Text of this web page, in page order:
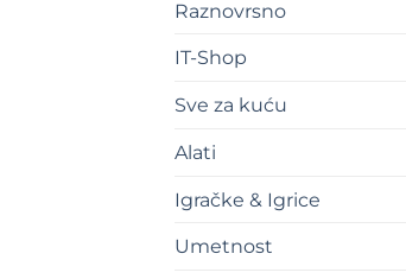
Raznovrsno
IT-Shop
Sve za kuću
Alati
Igračke & Igrice
Umetnost